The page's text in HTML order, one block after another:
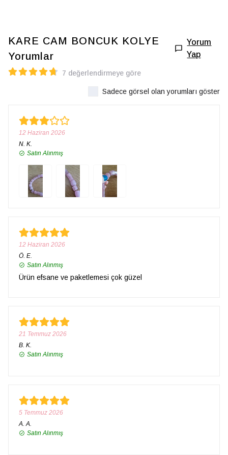
KARE CAM BONCUK KOLYE
Yorumlar
Yorum
Yap
7 değerlendirmeye göre
Sadece görsel olan yorumları göster
12 Haziran 2026
N. K.
Satın Alınmış
12 Haziran 2026
Ö. E.
Satın Alınmış
Ürün efsane ve paketlemesi çok güzel
21 Temmuz 2026
B. K.
Satın Alınmış
5 Temmuz 2026
A. A.
Satın Alınmış